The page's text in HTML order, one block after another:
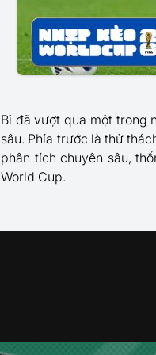
Bỉ đã vượt qua một trong
sâu. Phía trước là thử
phân tích chuyên sâu,
World Cup.